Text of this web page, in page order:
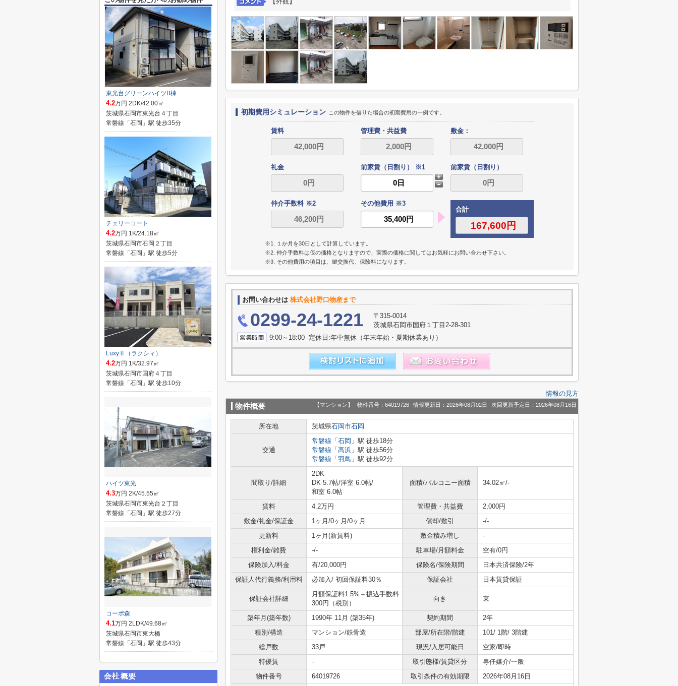
初期費用シミュレーション この物件を借りた場合の初期費用の一例です。
賃料 管理費・共益費 敷金：
礼金 前家賃（日割り） ※1 前家賃（日割り）
仲介手数料 ※2
その他費用 ※3
合計
※1. １か月を30日として計算しています。
※2. 仲介手数料は仮の価格となりますので、実際の価格に関してはお気軽にお問い合わせ下さい。
※3. その他費用の項目は、鍵交換代、保険料になります。
お問い合わせは 株式会社野口物産まで
0299-24-1221
〒315-0014
茨城県石岡市国府１丁目2-28-301
9:00～18:00 定休日:年中無休（年末年始・夏期休業あり）
情報の見方
物件概要 【マンション】 物件番号：64019726 情報更新日：2026年08月02日 次回更新予定日：2026年08月16日
所在地 茨城県石岡市石岡
交通
常磐線 「 石岡 」駅 徒歩18分
常磐線 「 高浜 」駅 徒歩56分
常磐線 「 羽鳥 」駅 徒歩92分
間取り/詳細
2DK
DK 5.7帖/洋室 6.0帖/
和室 6.0帖
面積/バルコニー面積 34.02㎡/-
賃料 4.2万円 管理費・共益費
2,000円
敷金/礼金/保証金
1ヶ月/0ヶ月/0ヶ月 償却/敷引
-/-
更新料
1ヶ月(新賃料) 敷金積み増し
-
権利金/雑費
-/- 駐車場/月額料金
空有/0円
保険加入/料金
有/20,000円 保険名/保険期間
日本共済保険/2年
保証人代行義務/利用料
必加入/ 初回保証料30％ 保証会社 日本賃貸保証
保証会社詳細
月額保証料1.5%＋振込手数料
300円（税別）
向き 東
築年月(築年数) 1990年 11月 (築35年) 契約期間
2年
種別/構造
マンション/鉄骨造 部屋/所在階/階建
101/ 1階/ 3階建
総戸数
33戸 現況/入居可能日
空家/即時
特優賃
- 取引態様/賃貸区分
専任媒介/一般
物件番号
64019726 取引条件の有効期限 2026年08月16日
東光台グリーンハイツB棟
4.2万円 2DK/42.00㎡
茨城県石岡市東光台４丁目
常磐線「石岡」駅 徒歩35分
チェリーコート
4.2万円 1K/24.18㎡
茨城県石岡市石岡２丁目
常磐線「石岡」駅 徒歩5分
LuxyⅡ（ラクシィ）
4.2万円 1K/32.97㎡
茨城県石岡市国府４丁目
常磐線「石岡」駅 徒歩10分
ハイツ東光
4.3万円 2K/45.55㎡
茨城県石岡市東光台２丁目
常磐線「石岡」駅 徒歩27分
コーポ森
4.1万円 2LDK/49.68㎡
茨城県石岡市東大橋
常磐線「石岡」駅 徒歩43分